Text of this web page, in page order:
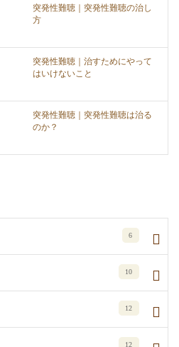
突発性難聴｜突発性難聴の治し
方
突発性難聴｜治すためにやって
はいけないこと
突発性難聴｜突発性難聴は治る
のか？
6
10
12
12